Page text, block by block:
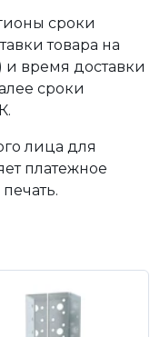
сроки
товара на
время доставки
сроки
лица для
платежное